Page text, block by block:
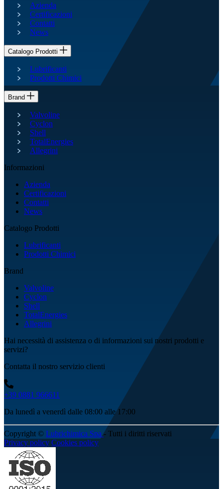
Azienda
Certificazioni
Contatti
News
Catalogo Prodotti
Lubrificanti
Prodotti Chimici
Brand
Valvoline
Cyclon
Shell
TotalEnergies
Allegrini
Informazioni
Azienda
Certificazioni
Contatti
News
Catalogo Prodotti
Lubrificanti
Prodotti Chimici
Brand
Valvoline
Cyclon
Shell
TotalEnergies
Allegrini
Hai necessità di assistenza o di informazioni sui nostri prodotti e
servizi?
Contatta il nostro servizio clienti
+39 0881 966611
Da lunedì a venerdì dalle 08:00 alle 17:00
Copyright © Lubrichimica Spa- Tutti i diritti riservati
Privacy policy Cookies policy